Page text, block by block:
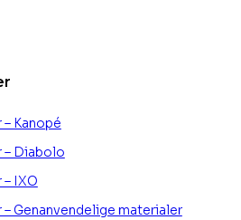
Kanopé
– Diabolo
IXO
Genanvendelige materialer